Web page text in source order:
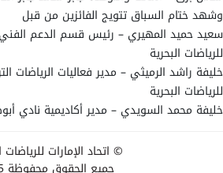
وشهد ختام السباق تتويج الفائزين من قبل
سعيد حميد المهيري – رئيس قسم الدعم
للرياضات البحرية
خليفة راشد الرميثي – مدير فعاليات الرياضات
للرياضات البحرية
خليفة محمد السويدي – مدير أكاديمية نادي
© اتحاد الإمارات للرياضات
جميع الحقوق محفوظة 2025